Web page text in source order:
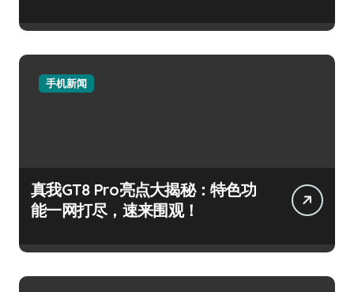
手机新闻
真我GT8 Pro亮点大揭秘：特色功
能一网打尽，速来围观！